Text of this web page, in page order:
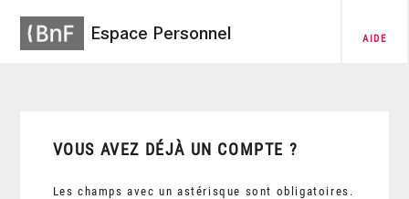
Espace Personnel AIDE
VOUS AVEZ DÉJÀ UN COMPTE ?
Les champs avec un astérisque sont obligatoires.